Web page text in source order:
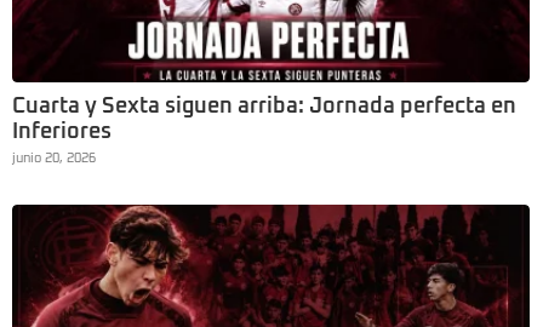
Cuarta y Sexta siguen arriba: Jornada perfecta en
Inferiores
junio 20, 2026